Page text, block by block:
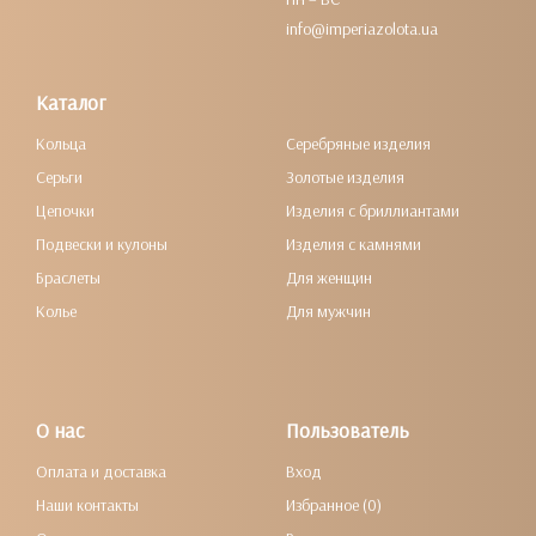
info@imperiazolota.ua
Каталог
Кольца
Серьги
Цепочки
Подвески и кулоны
Браслеты
Колье
Серебряные изделия
Золотые изделия
Изделия с бриллиантами
Изделия с камнями
Для женщин
Для мужчин
О нас
Оплата и доставка
Наши контакты
Пользователь
Вход
Избранное (0)